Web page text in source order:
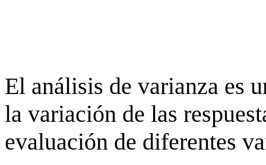
El análisis de varianza es
la variación de las
evaluación de diferentes